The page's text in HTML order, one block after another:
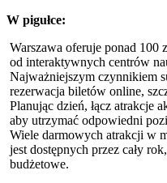
W pigułce:
Warszawa oferuje ponad
od interaktywnych centrów
Najważniejszym czynnikiem
rezerwacja biletów online,
Planując dzień, łącz atrakcje
aby utrzymać odpowiedni
Wiele darmowych atrakcji w
jest dostępnych przez cały
budżetowe.